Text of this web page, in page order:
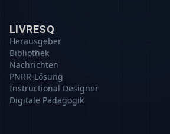
LIVRESQ
Herausgeber
Bibliothek
Nachrichten
PNRR-Lösung
Instructional Designer
Digitale Pädagogik